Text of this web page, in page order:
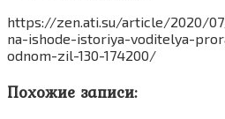
https://zen.ati.su/article/2020/
na-ishode-istoriya-voditelya-
odnom-zil-130-174200/
Похожие записи: